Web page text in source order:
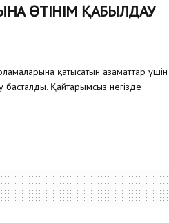
ӨТІНІМ ҚАБЫЛДАУ
қатысатын азаматтар үшін
басталды. Қайтарымсыз негізде